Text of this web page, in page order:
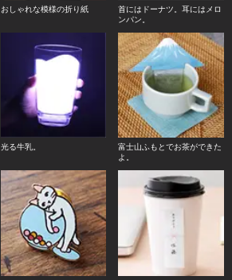
おしゃれな模様の折り紙
首にはドーナツ。耳にはメロ
ンパン。
光る牛乳。
富士山ふもとでお茶ができた
よ。